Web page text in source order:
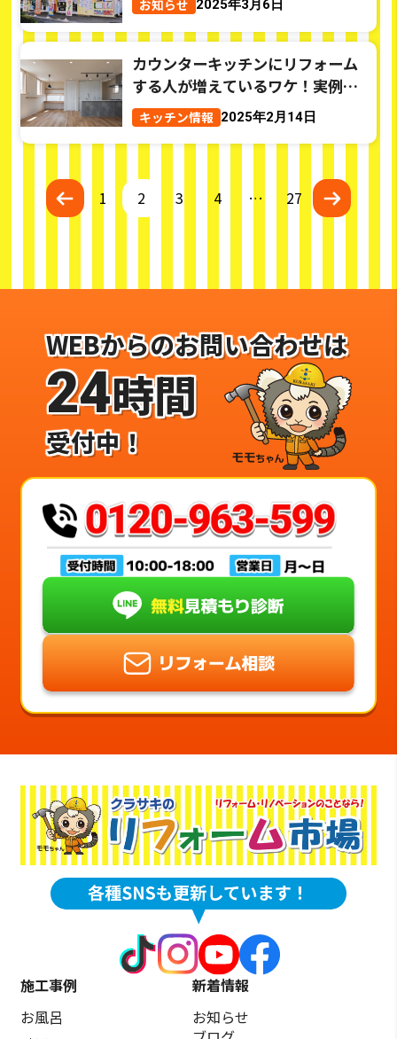
お知らせ 2025年3月6日
カウンターキッチンにリフォーム
する人が増えているワケ！実例と
費用相場はこちら！
キッチン情報 2025年2月14日
1 2 3 4 … 27
WEBからのお問い合わせは
24時間
受付中！
施工事例
お風呂
新着情報
お知らせ